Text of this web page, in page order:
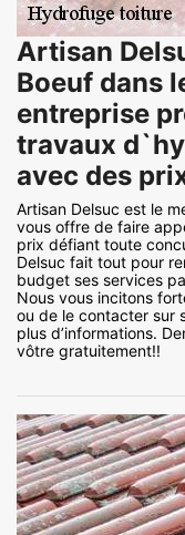
Artisan
Boeuf dans
entreprise
travaux
avec des
Artisan Delsuc est le
vous offre de faire
prix défiant toute
Delsuc fait tout pour
budget ses services
Nous vous incitons
ou de le contacter sur
plus d’informations.
vôtre gratuitement!!